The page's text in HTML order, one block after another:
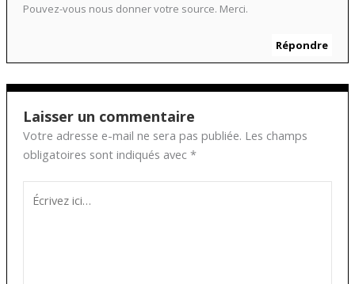
Pouvez-vous nous donner votre source. Merci.
Répondre
Laisser un commentaire
Votre adresse e-mail ne sera pas publiée. Les champs
obligatoires sont indiqués avec *
Écrivez
ici…